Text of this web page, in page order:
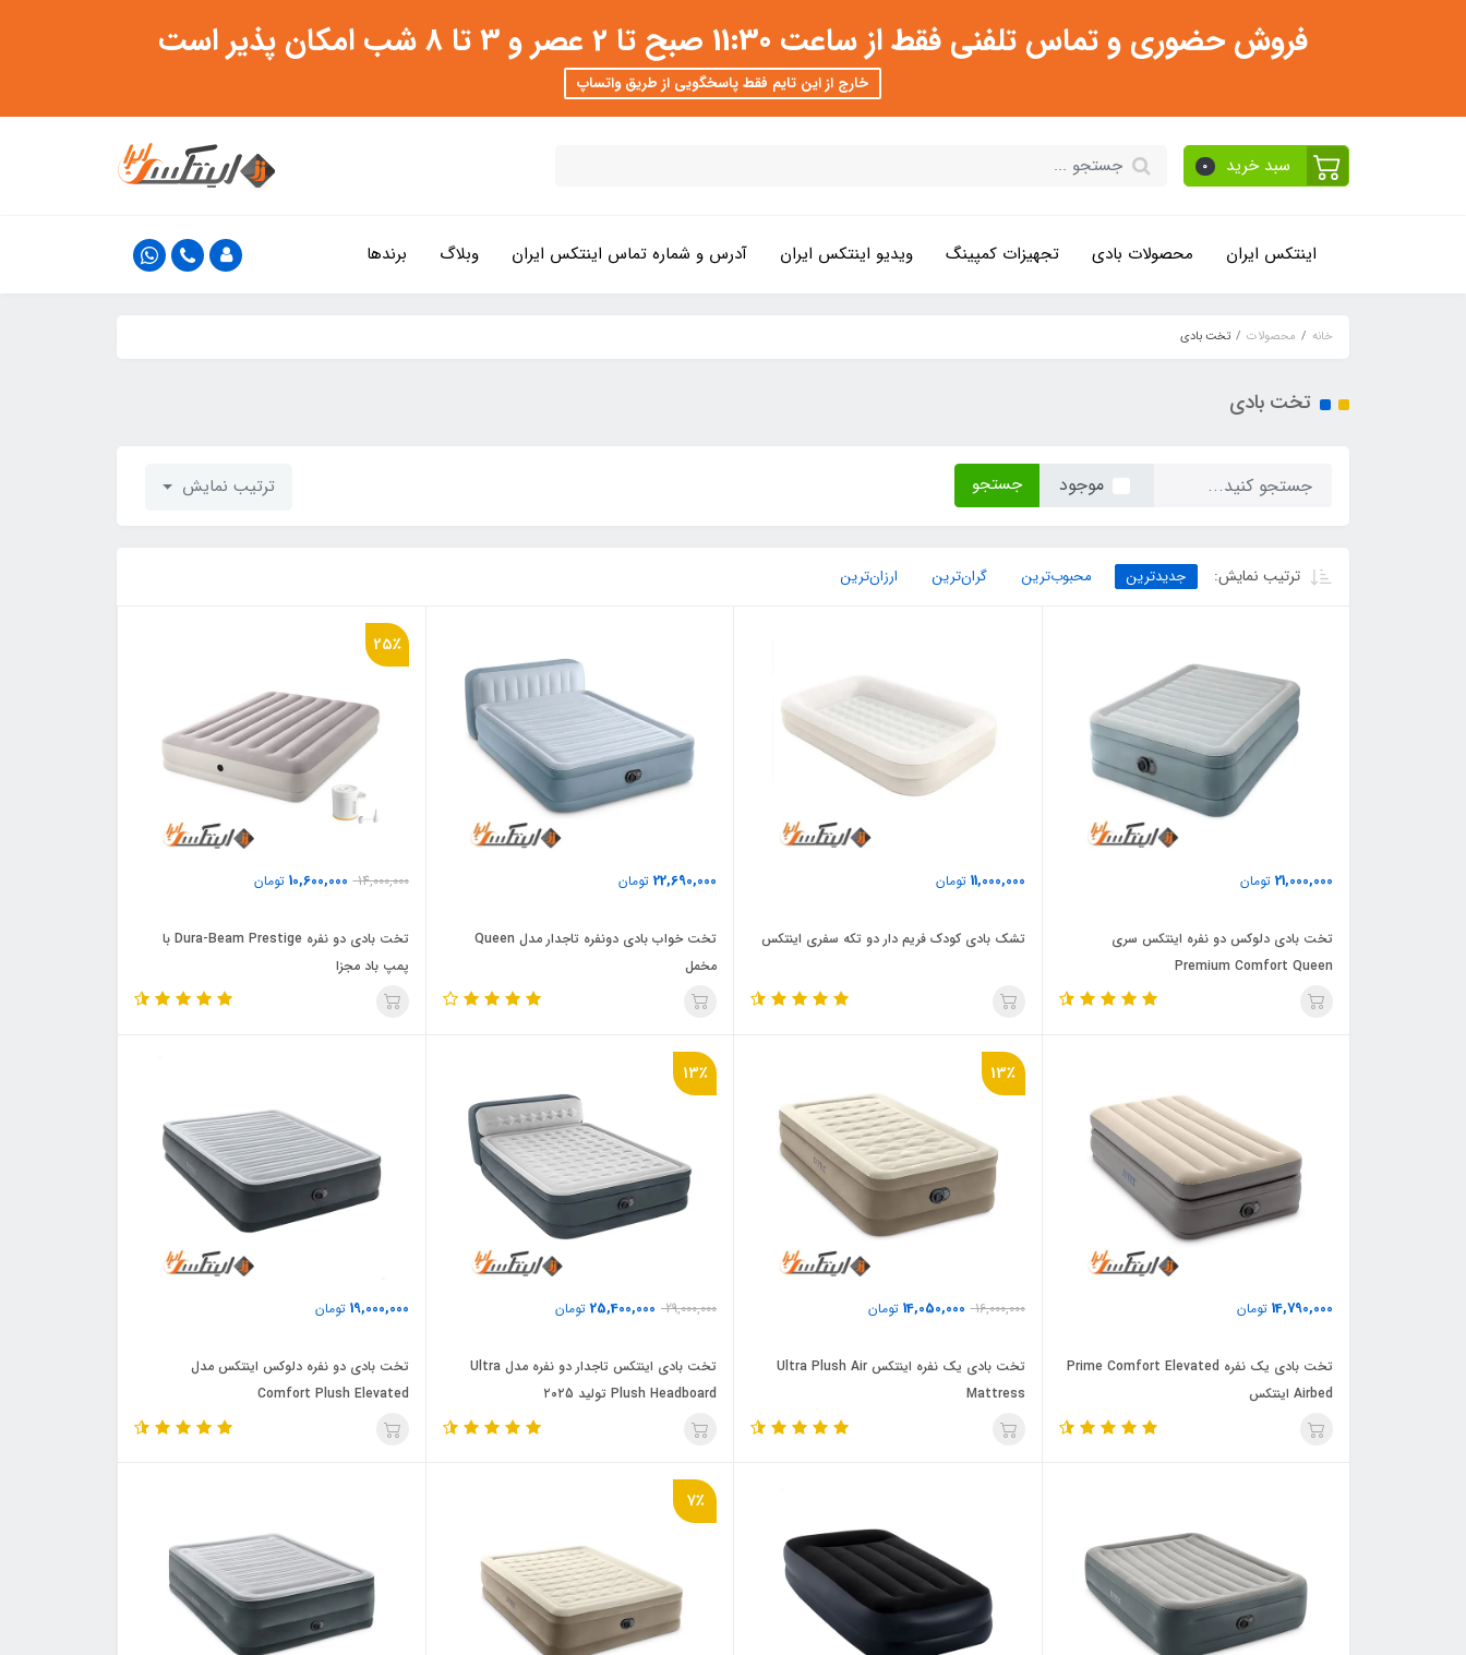
فروش حضوری و تماس تلفنی فقط از ساعت 11:30 صبح تا 2 عصر و 3 تا 8 شب امکان پذیر است
خارج از این تایم فقط پاسخگویی از طریق واتساپ
سبد خرید 0
اینتکس ایران محصولات بادی تجهیزات کمپینگ ویدیو اینتکس ایران آدرس و شماره تماس اینتکس ایران وبلاگ برندها
خانه محصولات تخت بادی
تخت بادی
موجود جستجو ترتیب نمایش
ترتیب نمایش: جدیدترین محبوب‌ترین گران‌ترین ارزان‌ترین
21,000,000 تومان
تخت بادی دلوکس دو نفره اینتکس سری
Premium Comfort Queen
11,000,000 تومان
تشک بادی کودک فریم دار دو تکه سفری اینتکس
22,690,000 تومان
تخت خواب بادی دونفره تاجدار مدل Queen
مخمل
25٪
14,000,000
10,600,000 تومان
تخت بادی دو نفره Dura-Beam Prestige با
پمپ باد مجزا
14,790,000 تومان
تخت بادی یک نفره Prime Comfort Elevated
Airbed اینتکس
13٪
16,000,000
14,050,000 تومان
تخت بادی یک نفره اینتکس Ultra Plush Air
Mattress
13٪
29,000,000
25,400,000 تومان
تخت بادی اینتکس تاجدار دو نفره مدل Ultra
Plush Headboard تولید ۲۰۲5
19,000,000 تومان
تخت بادی دو نفره دلوکس اینتکس مدل
Comfort Plush Elevated
7٪